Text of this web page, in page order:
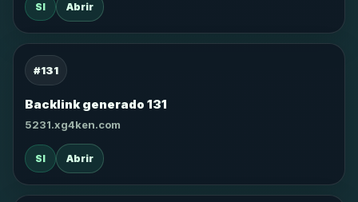
SI Abrir
#131
Backlink generado 131
5231.xg4ken.com
SI Abrir